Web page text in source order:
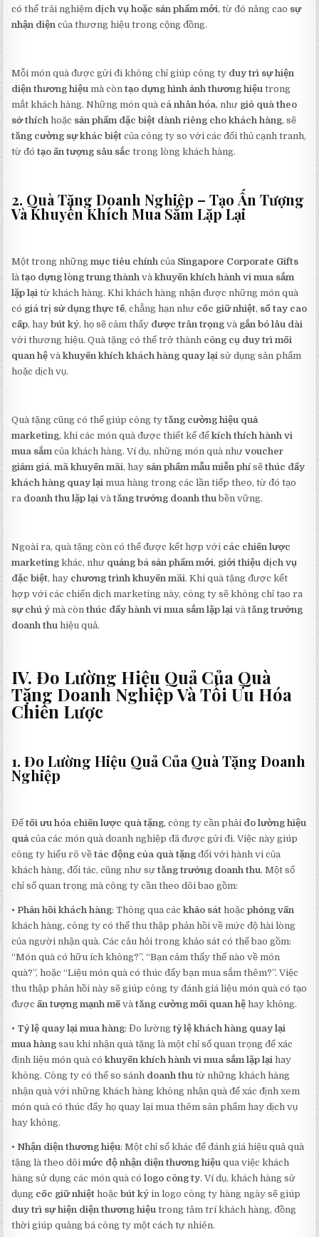
có thể trải nghiệm dịch vụ hoặc sản phẩm mới, từ đó nâng cao sự
nhận diện của thương hiệu trong cộng đồng.
Mỗi món quà được gửi đi không chỉ giúp công ty duy trì sự hiện
diện thương hiệu mà còntạo dựng hình ảnh thương hiệu trong
mắt khách hàng. Những món quà cá nhân hóa, như giỏ quà theo
sở thích hoặc sản phẩm đặc biệt dành riêng cho khách hàng, sẽ
tăng cường sự khác biệt của công ty so với các đối thủ cạnh tranh,
từ đótạo ấn tượng sâu sắc trong lòng khách hàng.
2. Quà Tặng Doanh Nghiệp – Tạo Ấn Tượng
Và Khuyến Khích Mua Sắm Lặp Lại
Một trong nhữngmục tiêu chính của Singapore Corporate Gifts
làtạo dựng lòng trung thành vàkhuyến khích hành vi mua sắm
lặp lại từ khách hàng. Khi khách hàng nhận được những món quà
có giá trị sử dụng thực tế, chẳng hạn như cốc giữ nhiệt, sổ tay cao
cấp, haybút ký, họ sẽ cảm thấy được trân trọng và gắn bó lâu dài
với thương hiệu. Quà tặng có thể trở thành công cụ duy trì mối
quan hệ vàkhuyến khích khách hàng quay lại sử dụng sản phẩm
hoặc dịch vụ.
Quà tặng cũng có thể giúp công tytăng cường hiệu quả
marketing, khi các món quà được thiết kế đểkích thích hành vi
mua sắmcủa khách hàng. Ví dụ, những món quà nhưvoucher
giảm giá,mã khuyến mãi, hay sản phẩm mẫu miễn phí sẽthúc đẩy
khách hàng quay lại mua hàng trong các lần tiếp theo, từ đó tạo
ra doanh thu lặp lại vàtăng trưởng doanh thubền vững.
Ngoài ra, quà tặng còn có thể được kết hợp với các chiến lược
marketing khác, như quảng bá sản phẩm mới, giới thiệu dịch vụ
đặc biệt, hay chương trình khuyến mãi. Khi quà tặng được kết
hợp với các chiến dịch marketing này, công ty sẽ không chỉ tạo ra
sự chú ý mà cònthúc đẩy hành vi mua sắm lặp lại vàtăng trưởng
doanh thu hiệu quả.
IV. Đo Lường Hiệu Quả Của Quà
Tặng Doanh Nghiệp Và Tối Ưu Hóa
Chiến Lược
1. Đo Lường Hiệu Quả Của Quà Tặng Doanh
Nghiệp
Đểtối ưu hóa chiến lược quà tặng, công ty cần phải đo lường hiệu
quảcủa các món quà doanh nghiệp đã được gửi đi. Việc này giúp
công ty hiểu rõ vềtác động của quà tặng đối với hành vi của
khách hàng, đối tác, cũng như sựtăng trưởng doanh thu. Một số
chỉ số quan trọng mà công ty cần theo dõi bao gồm:
• Phản hồi khách hàng: Thông qua cáckhảo sát hoặcphỏng vấn
khách hàng, công ty có thể thu thập phản hồi về mức độ hài lòng
của người nhận quà. Các câu hỏi trong khảo sát có thể bao gồm:
“Món quà có hữu ích không?”, “Bạn cảm thấy thế nào về món
quà?”, hoặc “Liệu món quà có thúc đẩy bạn mua sắm thêm?”. Việc
thu thập phản hồi này sẽ giúp công ty đánh giá liệu món quà có tạo
đượcấn tượng mạnh mẽ vàtăng cường mối quan hệ hay không.
• Tỷ lệ quay lại mua hàng: Đo lườngtỷ lệ khách hàng quay lại
mua hàng sau khi nhận quà tặng là một chỉ số quan trọng để xác
định liệu món quà cókhuyến khích hành vi mua sắm lặp lại hay
không. Công ty có thể so sánh doanh thu từ những khách hàng
nhận quà với những khách hàng không nhận quà để xác định xem
món quà có thúc đẩy họ quay lại mua thêm sản phẩm hay dịch vụ
hay không.
• Nhận diện thương hiệu: Một chỉ số khác để đánh giá hiệu quả quà
tặng là theo dõimức độ nhận diện thương hiệu qua việc khách
hàng sử dụng các món quà cólogo công ty. Ví dụ, khách hàng sử
dụng cốc giữ nhiệt hoặcbút ký in logo công ty hàng ngày sẽ giúp
duy trì sự hiện diện thương hiệu trong tâm trí khách hàng, đồng
thời giúp quảng bá công ty một cách tự nhiên.